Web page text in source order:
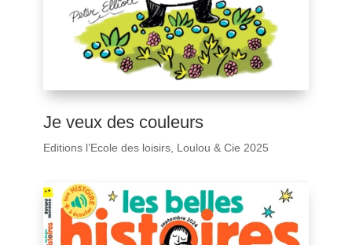
Je veux des couleurs
Editions l’Ecole des loisirs, Loulou & Cie 2025